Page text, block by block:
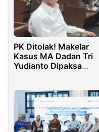
PK Ditolak! Makelar
Kasus MA Dadan Tri
Yudianto Dipaksa